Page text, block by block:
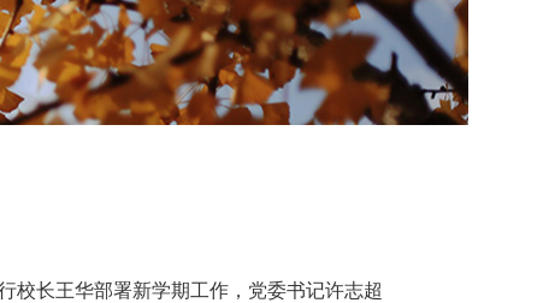
校长王华部署新学期工作，党委书记许志超